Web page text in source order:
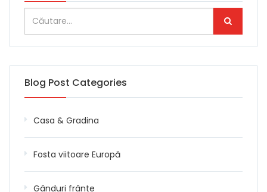
Blog Post Categories
Casa & Gradina
Fosta viitoare Europă
Gânduri frânte